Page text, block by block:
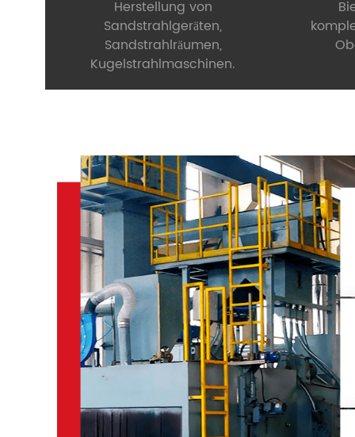
Herstellung von
Sandstrahlgeräten,
Sandstrahlräumen,
Kugelstrahlmaschinen.